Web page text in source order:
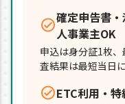
確定申告書
人事業主OK
申込は身分証1枚
査結果は最短当日
ETC利用・